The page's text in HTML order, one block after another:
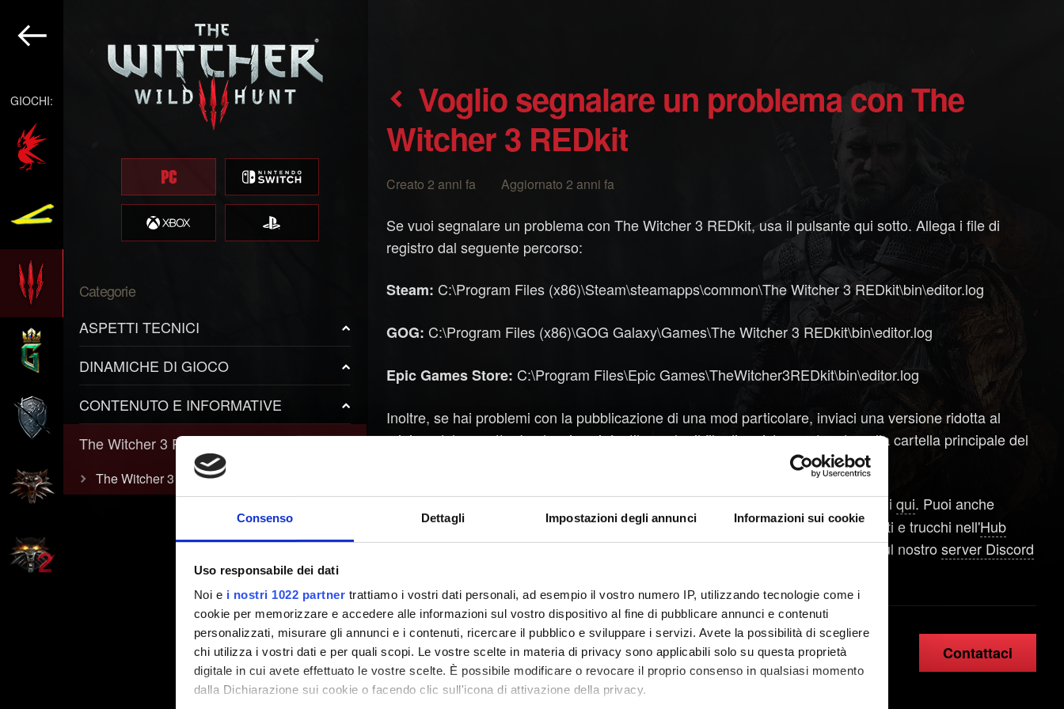
Consenso Dettagli Impostazioni degli annunci Informazioni sui cookie
Uso responsabile dei dati
Noi e i nostri 1022 partner trattiamo i vostri dati personali, ad esempio il vostro numero IP, utilizzando tecnologie come i
cookie per memorizzare e accedere alle informazioni sul vostro dispositivo al fine di pubblicare annunci e contenuti
personalizzati, misurare gli annunci e i contenuti, ricercare il pubblico e sviluppare i servizi. Avete la possibilità di scegliere
chi utilizza i vostri dati e per quali scopi. Le vostre scelte in materia di privacy sono applicabili solo su questa proprietà
digitale in cui avete effettuato le vostre scelte. È possibile modificare o revocare il proprio consenso in qualsiasi momento
dalla Dichiarazione sui cookie o facendo clic sull'icona di attivazione della privacy.
GIOCHI:
Categorie
ASPETTI TECNICI
DINAMICHE DI GIOCO
CONTENUTO E INFORMATIVE
The Witcher 3 REDkit
The Witcher 3 REDkit
Voglio segnalare un problema con The
Witcher 3 REDkit
Creato 2 anni fa Aggiornato 2 anni fa
Se vuoi segnalare un problema con The Witcher 3 REDkit, usa il pulsante qui sotto. Allega i file di
registro dal seguente percorso:
Steam: C:\Program Files (x86)\Steam\steamapps\common\The Witcher 3 REDkit\bin\editor.log
GOG: C:\Program Files (x86)\GOG Galaxy\Games\The Witcher 3 REDkit\bin\editor.log
Epic Games Store: C:\Program Files\Epic Games\TheWitcher3REDkit\bin\editor.log
Inoltre, se hai problemi con la pubblicazione di una mod particolare, inviaci una versione ridotta al
minimo del progetto. In alcuni casi, è utile anche il file di registro contenuto nella cartella principale del
Serve aiuto con la creazione delle tue mod?Dai un'occhiata ai tutorial ufficialiqui. Puoi anche
consultarti con altri membri della community di modding in merito a suggerimenti e trucchi nell'Hub
della Comunità di Steamdi The Witcher 3 REDkit, sul nostroforumufficiale o sul nostroserver Discord
Serve aiuto? Contattaci